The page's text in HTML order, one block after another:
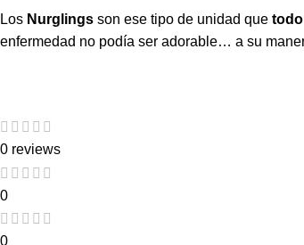
Los Nurglings son ese tipo de unidad que
enfermedad no podía ser adorable… a su
0 reviews
0
0